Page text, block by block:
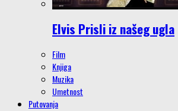
Elvis Prisli iz našeg ugla
Film
Knjiga
Muzika
Umetnost
Putovanja